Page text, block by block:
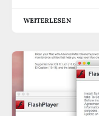
WEITERLESEN